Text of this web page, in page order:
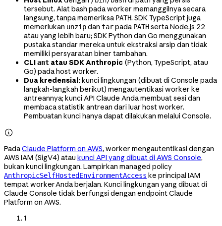
tersebut. Alat bash pada worker memanggilnya secara
langsung, tanpa memeriksa PATH. SDK TypeScript juga
memerlukan unzipdan tarpada PATHserta Node.js 22
atau yang lebih baru; SDK Python dan Go menggunakan
pustaka standar mereka untuk ekstraksi arsip dan tidak
memiliki persyaratan biner tambahan.
CLIant atau SDK Anthropic (Python, TypeScript, atau
Go) pada host worker.
Dua kredensial:kunci lingkungan (dibuat di Console pada
langkah-langkah berikut) mengautentikasi worker ke
antreannya; kunci API Claude Anda membuat sesi dan
membaca statistik antrean dari luar host worker.
Pembuatan kunci hanya dapat dilakukan melalui Console.

PadaClaude Platform on AWS, worker mengautentikasi dengan
AWS IAM (SigV4) atau kunci API yang dibuat di AWS Console,
bukan kunci lingkungan. Lampirkan managed policy
AnthropicSelfHostedEnvironmentAccess ke principal IAM
tempat worker Anda berjalan. Kunci lingkungan yang dibuat di
Claude Console tidak berfungsi dengan endpoint Claude
Platform on AWS.
1